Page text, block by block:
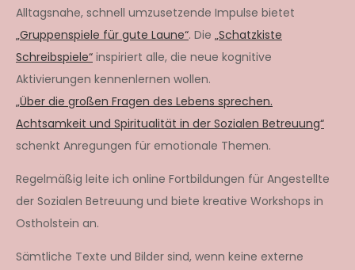
Alltagsnahe, schnell umzusetzende Impulse bietet
„Gruppenspiele für gute Laune“. Die „Schatzkiste
Schreibspiele“ inspiriert alle, die neue kognitive
Aktivierungen kennenlernen wollen.
„Über die großen Fragen des Lebens sprechen.
Achtsamkeit und Spiritualität in der Sozialen Betreuung“
schenkt Anregungen für emotionale Themen.
Regelmäßig leite ich online Fortbildungen für Angestellte
der Sozialen Betreuung und biete kreative Workshops in
Ostholstein an.
Sämtliche Texte und Bilder sind, wenn keine externe